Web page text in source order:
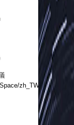
zh_TW/web/spm/